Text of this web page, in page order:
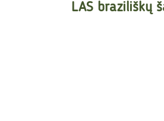
LAS braziliškų